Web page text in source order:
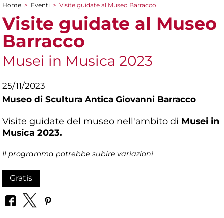
Tu sei qui
Home > Eventi > Visite guidate al Museo Barracco
Visite guidate al Museo
Barracco
Musei in Musica 2023
25/11/2023
Museo di Scultura Antica Giovanni Barracco
Visite guidate del museo nell'ambito di Musei in
Musica 2023.
Il programma potrebbe subire variazioni
Gratis